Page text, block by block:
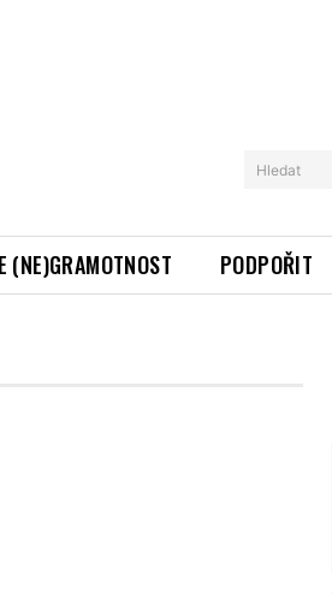
Hledat
(NE)GRAMOTNOST PODPOŘIT